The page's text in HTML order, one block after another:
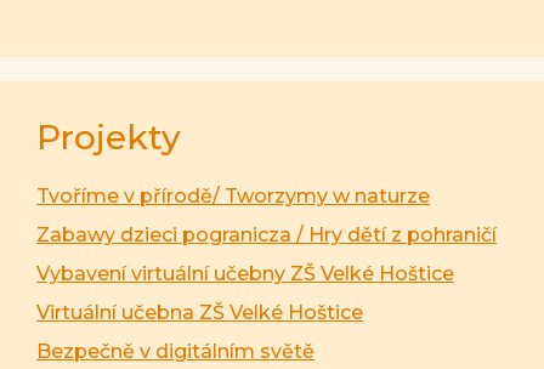
Projekty
Tvoříme v přírodě/ Tworzymy w naturze
Zabawy dzieci pogranicza / Hry dětí z pohraničí
Vybavení virtuální učebny ZŠ Velké Hoštice
Virtuální učebna ZŠ Velké Hoštice
Bezpečně v digitálním světě